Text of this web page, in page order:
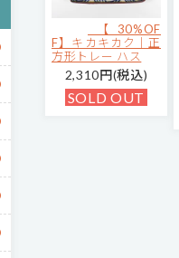
【30%OF
F】キカキカク｜正
方形トレー ハス
2,310円(税込)
SOLD OUT